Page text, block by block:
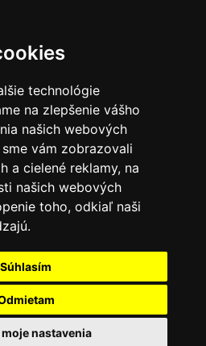
technológie
na zlepšenie vášho
našich webových
vám zobrazovali
a cielené reklamy, na
našich webových
toho, odkiaľ naši
Súhlasím
nastavenia